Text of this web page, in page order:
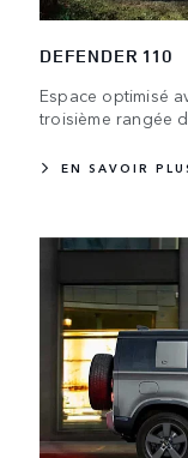
DEFENDER 110
Espace optimisé
troisième rangée
EN SAVOIR